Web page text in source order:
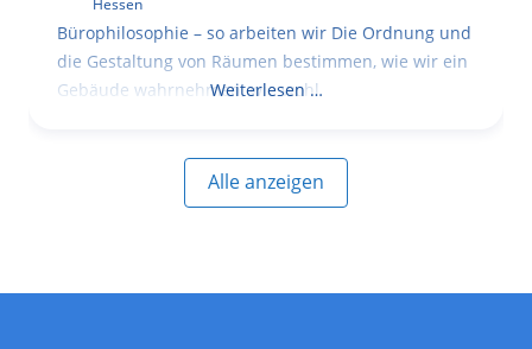
Hessen
Bürophilosophie – so arbeiten wir Die Ordnung und
die Gestaltung von Räumen bestimmen, wie wir ein
Gebäude wahrnehmen, wie wohl
Weiterlesen …
Alle anzeigen